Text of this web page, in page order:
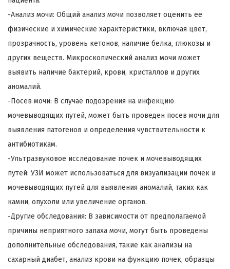
-Анализ мочи: Общий анализ мочи позволяет оценить ее
физические и химические характеристики, включая цвет,
прозрачность, уровень кетонов, наличие белка, глюкозы и
других веществ. Микроскопический анализ мочи может
выявить наличие бактерий, крови, кристаллов и других
аномалий.
-Посев мочи: В случае подозрения на инфекцию
мочевыводящих путей, может быть проведен посев мочи для
выявления патогенов и определения чувствительности к
антибиотикам.
-Ультразвуковое исследование почек и мочевыводящих
путей: УЗИ может использоваться для визуализации почек и
мочевыводящих путей для выявления аномалий, таких как
камни, опухоли или увеличение органов.
-Другие обследования: В зависимости от предполагаемой
причины неприятного запаха мочи, могут быть проведены
дополнительные обследования, такие как анализы на
сахарный диабет, анализ крови на функцию почек, образцы